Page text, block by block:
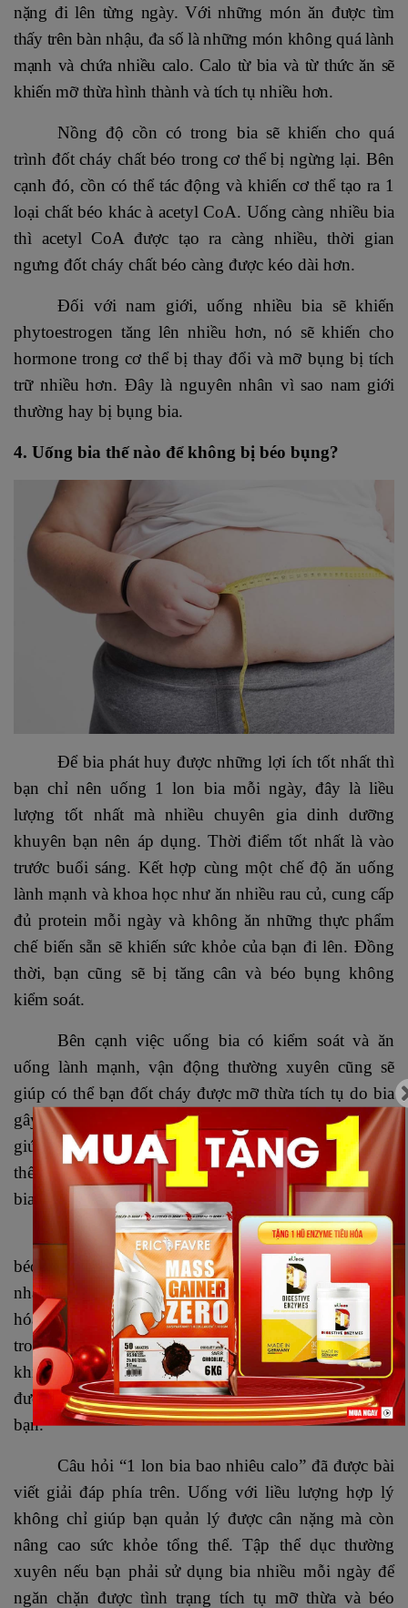
nặng đi lên từng ngày. Với những món ăn được tìm
thấy trên bàn nhậu, đa số là những món không quá lành
mạnh và chứa nhiều calo. Calo từ bia và từ thức ăn sẽ
khiến mỡ thừa hình thành và tích tụ nhiều hơn.
Nồng độ cồn có trong bia sẽ khiến cho quá
trình đốt cháy chất béo trong cơ thể bị ngừng lại. Bên
cạnh đó, cồn có thể tác động và khiến cơ thể tạo ra 1
loại chất béo khác à acetyl CoA. Uống càng nhiều bia
thì acetyl CoA được tạo ra càng nhiều, thời gian
ngưng đốt cháy chất béo càng được kéo dài hơn.
Đối với nam giới, uống nhiều bia sẽ khiến
phytoestrogen tăng lên nhiều hơn, nó sẽ khiến cho
hormone trong cơ thể bị thay đổi và mỡ bụng bị tích
trữ nhiều hơn. Đây là nguyên nhân vì sao nam giới
thường hay bị bụng bia.
4. Uống bia thế nào để không bị béo bụng?
Để bia phát huy được những lợi ích tốt nhất thì
bạn chỉ nên uống 1 lon bia mỗi ngày, đây là liều
lượng tốt nhất mà nhiều chuyên gia dinh dưỡng
khuyên bạn nên áp dụng. Thời điểm tốt nhất là vào
trước buổi sáng. Kết hợp cùng một chế độ ăn uống
lành mạnh và khoa học như ăn nhiều rau củ, cung cấp
đủ protein mỗi ngày và không ăn những thực phẩm
chế biến sẵn sẽ khiến sức khỏe của bạn đi lên. Đồng
thời, bạn cũng sẽ bị tăng cân và béo bụng không
kiểm soát.
Bên cạnh việc uống bia có kiểm soát và ăn
uống lành mạnh, vận động thường xuyên cũng sẽ
giúp có thể bạn đốt cháy được mỡ thừa tích tụ do bia
gây nên. Tập thể dục mỗi ngày vào sáng hoặc tối sẽ
giúp tăng cường được cơ bắp, nâng cao sức khỏe tổng
thể và ngăn chặn được những căn bệnh nguy hiểm do
bia gây nên.
Một mẹo khác giúp cho bạn uống bia không bị
béo đó chính là hãy uống chậm rãi. Đừng uống quá
nhanh vì cơ thể bạn cần thời gian để có thể chuyển
hóa chúng. 1 lon bia sẽ được gan chuyển hóa ít nhất
trong 1 giờ đồng hồ, uống nhanh và uống nhiều sẽ
khiến gan làm việc không kịp, chất béo sẽ không
được đốt cháy và chúng sẽ tồn đọng lại ở bụng của
bạn.
Câu hỏi “1 lon bia bao nhiêu calo” đã được bài
viết giải đáp phía trên. Uống với liều lượng hợp lý
không chỉ giúp bạn quản lý được cân nặng mà còn
nâng cao sức khỏe tổng thể. Tập thể dục thường
xuyên nếu bạn phải sử dụng bia nhiều mỗi ngày để
ngăn chặn được tình trạng tích tụ mỡ thừa và béo